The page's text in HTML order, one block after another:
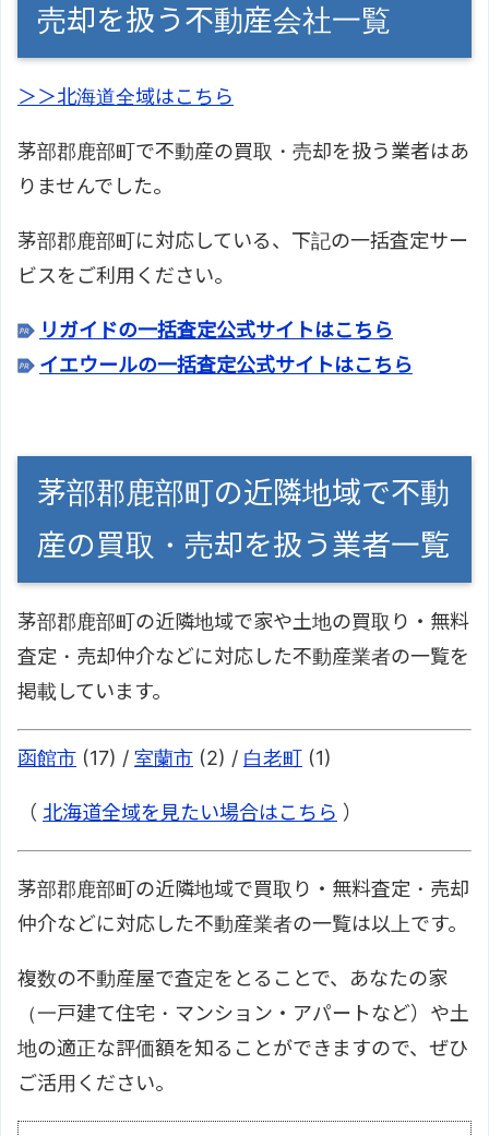
売却を扱う不動産会社一覧
＞＞北海道全域はこちら
茅部郡鹿部町で不動産の買取・売却を扱う業者はあ
りませんでした。
茅部郡鹿部町に対応している、下記の一括査定サー
ビスをご利用ください。
リガイドの一括査定公式サイトはこちら
イエウールの一括査定公式サイトはこちら
茅部郡鹿部町の近隣地域で不動
産の買取・売却を扱う業者一覧
茅部郡鹿部町の近隣地域で家や土地の買取り・無料
査定・売却仲介などに対応した不動産業者の一覧を
掲載しています。
函館市 (17) / 室蘭市 (2) / 白老町 (1)
（ 北海道全域を見たい場合はこちら ）
茅部郡鹿部町の近隣地域で買取り・無料査定・売却
仲介などに対応した不動産業者の一覧は以上です。
複数の不動産屋で査定をとることで、あなたの家
（一戸建て住宅・マンション・アパートなど）や土
地の適正な評価額を知ることができますので、ぜひ
ご活用ください。